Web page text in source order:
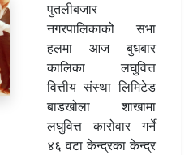
पुतलीबजार
नगरपालिकाको सभा
हलमा आज बुधबार
कालिका लघुवित्त
वित्तीय संस्था लिमिटेड
बाडखोला शाखामा
लघुवित्त कारोवार गर्ने
४६ वटा केन्द्रका केन्द्र